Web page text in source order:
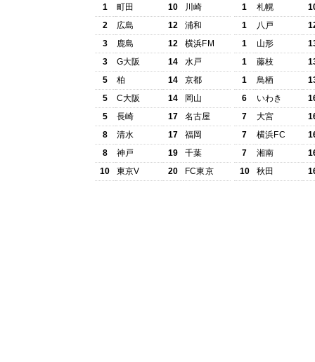
1 町田 10
川崎
2
広島 12
浦和
3
鹿島 12
横浜FM
3
G大阪 14
水戸
5
柏 14
京都
5
C大阪 14
岡山
5
長崎 17
名古屋
8
清水 17
福岡
8
神戸 19
千葉
10
東京V 20 FC東京
1 札幌
1
八戸
1
山形
1
藤枝
1
鳥栖
6
いわき
7
大宮
7
横浜FC
7
湘南
10
秋田